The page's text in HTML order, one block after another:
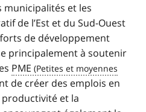
municipalités et les
de l’Est et du Sud-Ouest
de développement
principalement à soutenir
PME
de créer des emplois en
et la